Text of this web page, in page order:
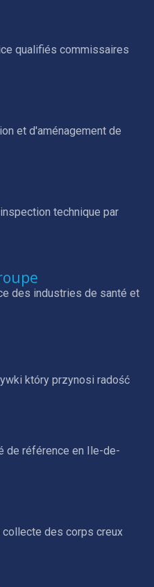
qualifiés commissaires
et d'aménagement de
technique par
des industries de santé et
który przynosi radość
de référence en Ile-de-
des corps creux